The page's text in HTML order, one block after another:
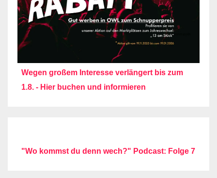
Wegen großem Interesse verlängert bis zum
1.8. - Hier buchen und informieren
"Wo kommst du denn wech?" Podcast: Folge 7